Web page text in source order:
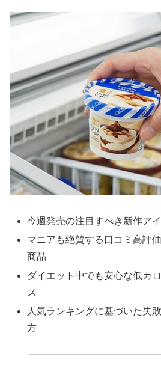
今週発売の注目すべき新作ア
マニアも絶賛する口コミ高評
商品
ダイエット中でも安心な低カ
ス
人気ランキングに基づいた失
方